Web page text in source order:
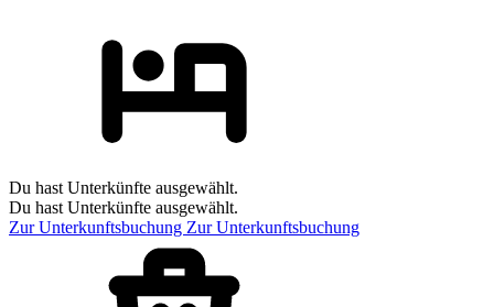
Du hast Unterkünfte ausgewählt.
Du hast Unterkünfte ausgewählt.
Zur Unterkunftsbuchung Zur Unterkunftsbuchung